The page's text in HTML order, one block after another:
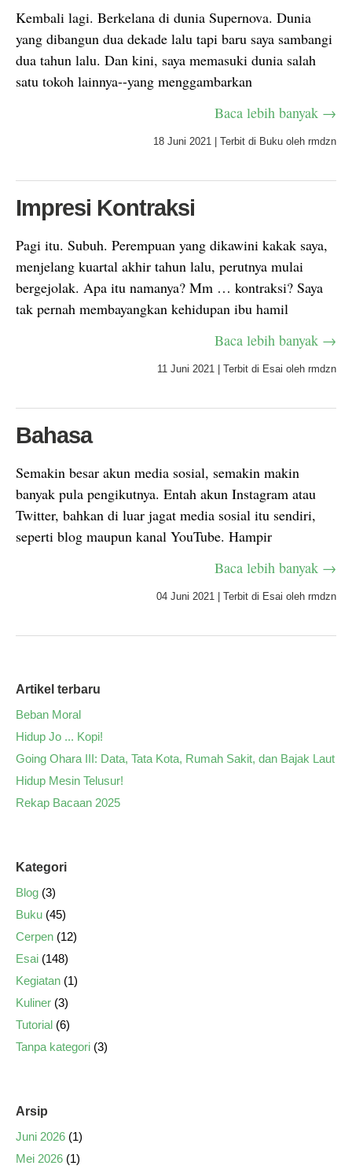
Kembali lagi. Berkelana di dunia Supernova. Dunia
yang dibangun dua dekade lalu tapi baru saya sambangi
dua tahun lalu. Dan kini, saya memasuki dunia salah
satu tokoh lainnya--yang menggambarkan
Baca lebih banyak →
18 Juni 2021 Terbit di Buku oleh rmdzn
Impresi Kontraksi
Pagi itu. Subuh. Perempuan yang dikawini kakak saya,
menjelang kuartal akhir tahun lalu, perutnya mulai
bergejolak. Apa itu namanya? Mm … kontraksi? Saya
tak pernah membayangkan kehidupan ibu hamil
Baca lebih banyak →
11 Juni 2021 Terbit di Esai oleh rmdzn
Bahasa
Semakin besar akun media sosial, semakin makin
banyak pula pengikutnya. Entah akun Instagram atau
Twitter, bahkan di luar jagat media sosial itu sendiri,
seperti blog maupun kanal YouTube. Hampir
Baca lebih banyak →
04 Juni 2021 Terbit di Esai oleh rmdzn
Artikel terbaru
Beban Moral
Hidup Jo ... Kopi!
Going Ohara III: Data, Tata Kota, Rumah Sakit, dan Bajak Laut
Hidup Mesin Telusur!
Rekap Bacaan 2025
Kategori
Blog (3)
Buku (45)
Cerpen (12)
Esai (148)
Kegiatan (1)
Kuliner (3)
Tutorial (6)
Tanpa kategori (3)
Arsip
Juni 2026 (1)
Mei 2026 (1)